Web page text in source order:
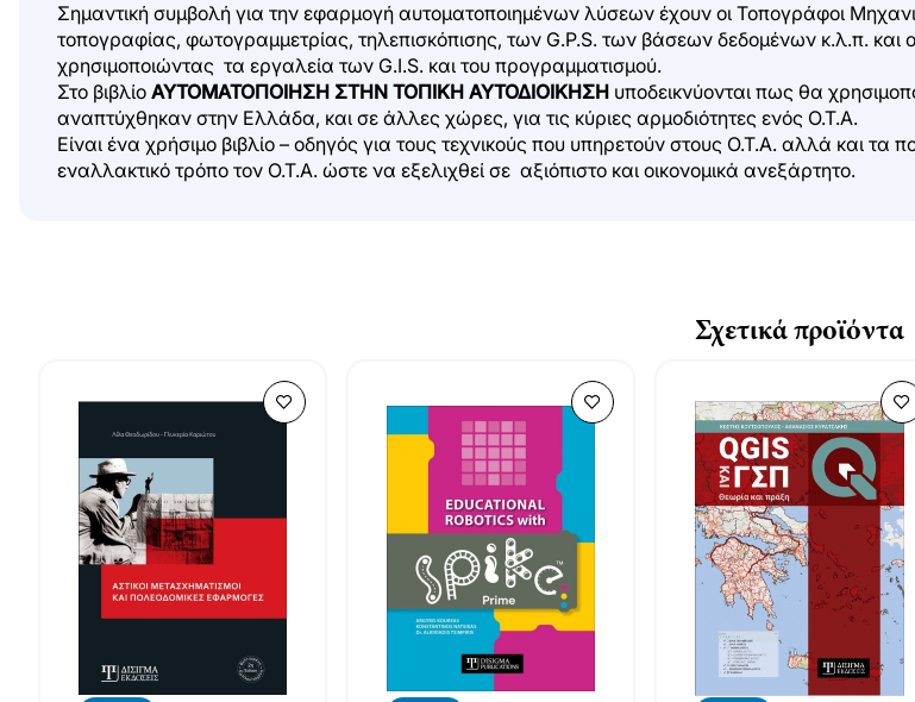
Σημαντική συμβολή για την εφαρμογή αυτοματοποιημένων λύσεων έχουν οι Τοπογράφοι
τοπογραφίας, φωτογραμμετρίας, τηλεπισκόπισης, των G.P.S. των βάσεων δεδομένων κ.λ.π. και
χρησιμοποιώντας τα εργαλεία των G.I.S. και του προγραμματισμού.
Στο βιβλίο ΑΥΤΟΜΑΤΟΠΟΙΗΣΗ ΣΤΗΝ ΤΟΠΙΚΗ ΑΥΤΟΔΙΟΙΚΗΣΗ υποδεικνύονται πως θα
αναπτύχθηκαν στην Ελλάδα, και σε άλλες χώρες, για τις κύριες αρμοδιότητες ενός Ο.Τ.Α.
Είναι ένα χρήσιμο βιβλίο – οδηγός για τους τεχνικούς που υπηρετούν στους Ο.Τ.Α. αλλά και τα
εναλλακτικό τρόπο τον Ο.Τ.Α. ώστε να εξελιχθεί σε αξιόπιστο και οικονομικά ανεξάρτητο.
Σχετικά προϊόντα